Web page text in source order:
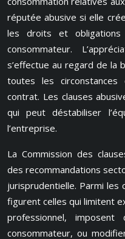
réputée abusive si elle
les droits et
consommateur.
s’effectue au regard de la
toutes les circonstances
contrat. Les clauses
qui peut déstabiliser
l’entreprise.
La Commission des
des recommandations
jurisprudentielle. Parmi
figurent celles qui limitent
professionnel,
consommateur, ou